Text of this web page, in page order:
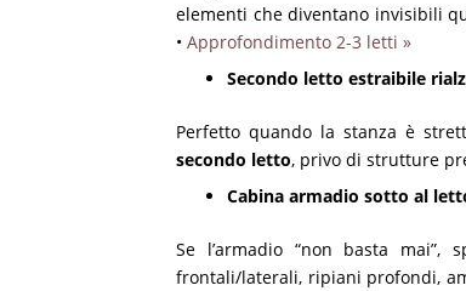
elementi che diventano invisibili
•Approfondimento 2-3 letti »
Secondo letto estraibile
Perfetto quando la stanza è
secondo letto, privo di strutture
Cabina armadio sotto al
Se l’armadio “non basta mai”,
frontali/laterali, ripiani profondi,